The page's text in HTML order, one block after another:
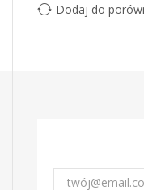
Dodaj do